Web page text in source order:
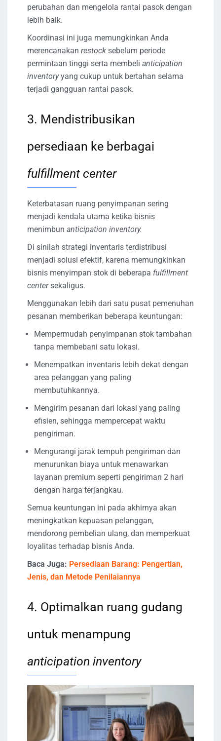
perubahan dan mengelola rantai pasok dengan
lebih baik.
Koordinasi ini juga memungkinkan Anda
merencanakan restock sebelum periode
permintaan tinggi serta membeli anticipation
inventoryyang cukup untuk bertahan selama
terjadi gangguan rantai pasok.
3. Mendistribusikan
persediaan ke berbagai
fulfillment center
Keterbatasan ruang penyimpanan sering
menjadi kendala utama ketika bisnis
menimbun anticipation inventory.
Di sinilah strategi inventaris terdistribusi
menjadi solusi efektif, karena memungkinkan
bisnis menyimpan stok di beberapa fulfillment
centersekaligus.
Menggunakan lebih dari satu pusat pemenuhan
pesanan memberikan beberapa keuntungan:
Mempermudah penyimpanan stok tambahan
tanpa membebani satu lokasi.
Menempatkan inventaris lebih dekat dengan
area pelanggan yang paling
membutuhkannya.
Mengirim pesanan dari lokasi yang paling
efisien, sehingga mempercepat waktu
pengiriman.
Mengurangi jarak tempuh pengiriman dan
menurunkan biaya untuk menawarkan
layanan premium seperti pengiriman 2 hari
dengan harga terjangkau.
Semua keuntungan ini pada akhirnya akan
meningkatkan kepuasan pelanggan,
mendorong pembelian ulang, dan memperkuat
loyalitas terhadap bisnis Anda.
Baca Juga: Persediaan Barang: Pengertian,
Jenis, dan Metode Penilaiannya
4. Optimalkan ruang gudang
untuk menampung
anticipation inventory